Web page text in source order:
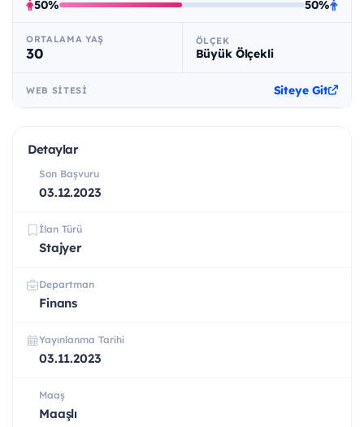
50% 50%
ORTALAMA YAŞ
30
ÖLÇEK
Büyük Ölçekli
WEB SITESI Siteye Git
Detaylar
Son Başvuru
03.12.2023
İlan Türü
Stajyer
Departman
Finans
Yayınlanma Tarihi
03.11.2023
Maaş
Maaşlı